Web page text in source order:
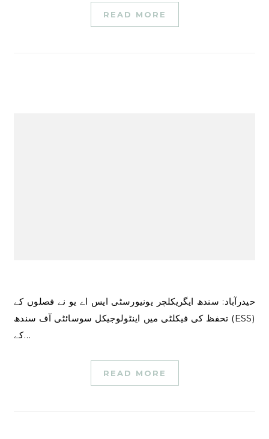
READ MORE
حیدرآباد: سندھ ایگریکلچر یونیورسٹی ایس اے یو نے فصلوں کے
تحفظ کی فیکلٹی میں اینٹولوجیکل سوسائٹی آف سندھ (ESS)
کے…
READ MORE